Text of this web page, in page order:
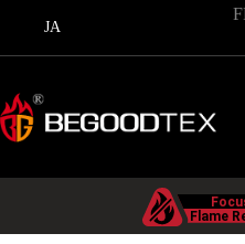
テ
ツ
に
ス
JA